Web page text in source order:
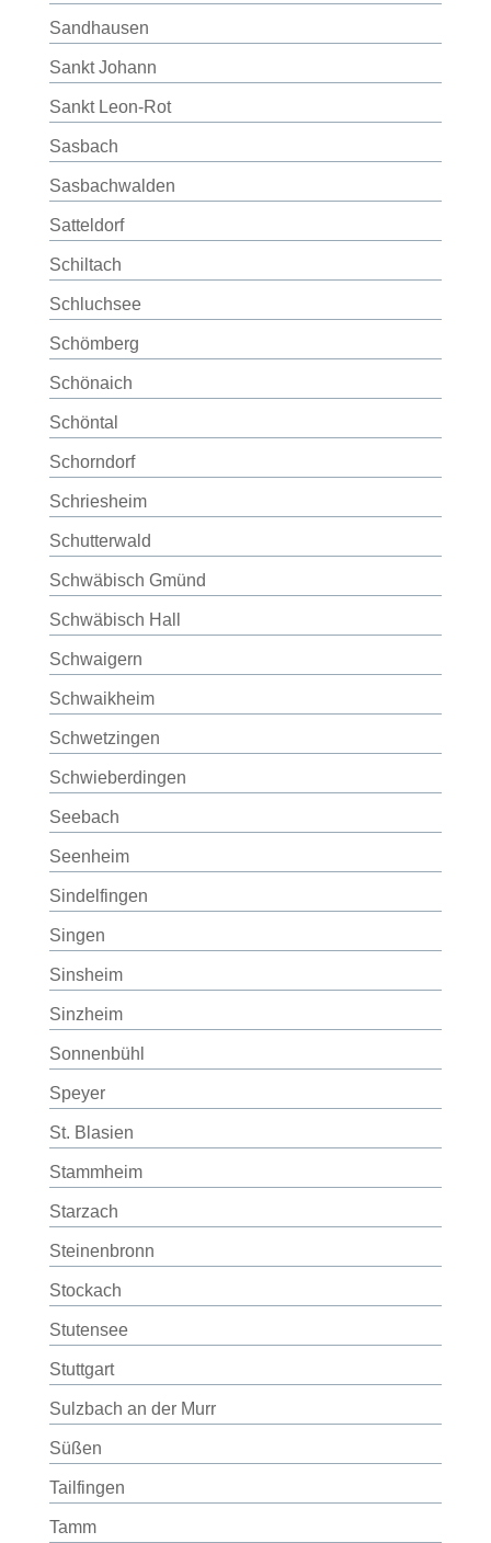
Sandhausen
Sankt Johann
Sankt Leon-Rot
Sasbach
Sasbachwalden
Satteldorf
Schiltach
Schluchsee
Schömberg
Schönaich
Schöntal
Schorndorf
Schriesheim
Schutterwald
Schwäbisch Gmünd
Schwäbisch Hall
Schwaigern
Schwaikheim
Schwetzingen
Schwieberdingen
Seebach
Seenheim
Sindelfingen
Singen
Sinsheim
Sinzheim
Sonnenbühl
Speyer
St. Blasien
Stammheim
Starzach
Steinenbronn
Stockach
Stutensee
Stuttgart
Sulzbach an der Murr
Süßen
Tailfingen
Tamm